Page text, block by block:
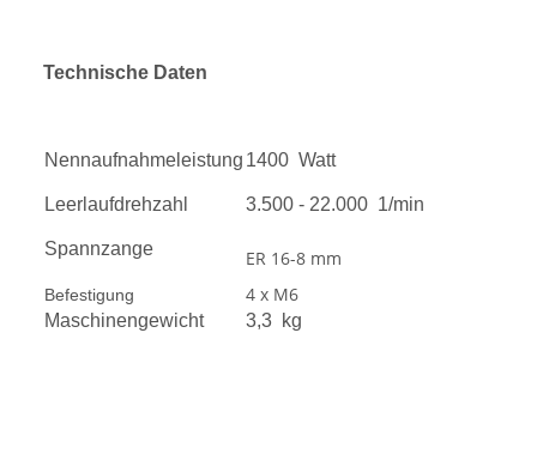
Technische Daten
Nennaufnahmeleistung 1400 Watt
Leerlaufdrehzahl 3.500 - 22.000 1/min
Spannzange ER 16-8 mm
Befestigung 4 x M6
Maschinengewicht 3,3 kg